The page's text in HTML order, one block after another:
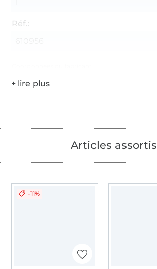
Réf.:
Articles assortis
-11%